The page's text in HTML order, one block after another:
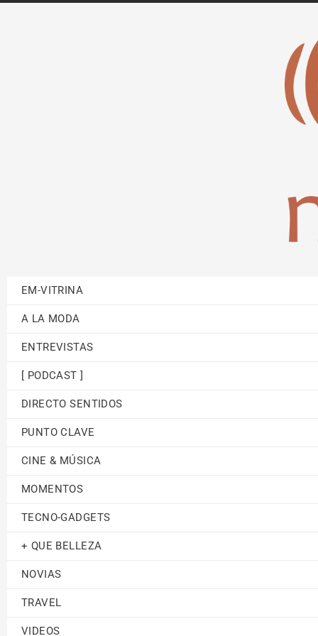
EM-VITRINA
A LA MODA
ENTREVISTAS
[ PODCAST ]
DIRECTO SENTIDOS
PUNTO CLAVE
CINE & MÚSICA
MOMENTOS
TECNO-GADGETS
+ QUE BELLEZA
NOVIAS
TRAVEL
VIDEOS